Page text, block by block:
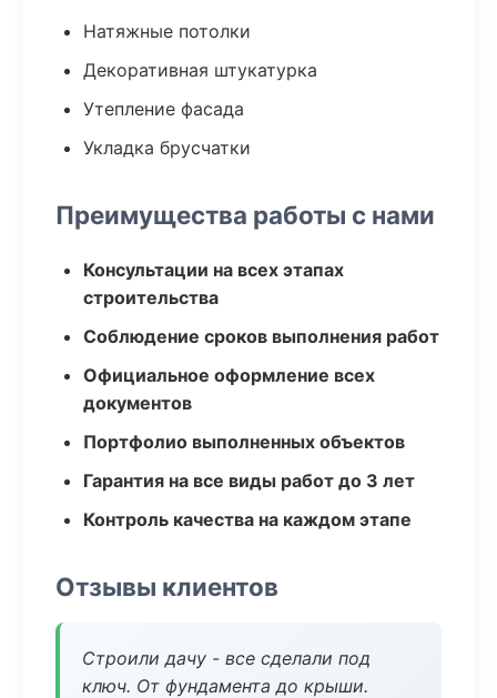
Натяжные потолки
Декоративная штукатурка
Утепление фасада
Укладка брусчатки
Преимущества работы с нами
Консультации на всех этапах
строительства
Соблюдение сроков выполнения работ
Официальное оформление всех
документов
Портфолио выполненных объектов
Гарантия на все виды работ до 3 лет
Контроль качества на каждом этапе
Отзывы клиентов
Строили дачу - все сделали под
ключ. От фундамента до крыши.